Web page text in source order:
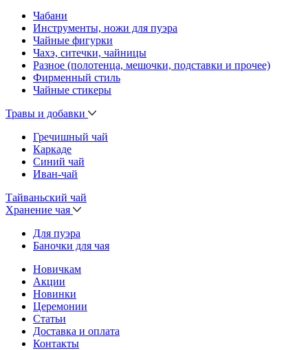
Чабани
Инструменты, ножи для пуэра
Чайные фигурки
Чахэ, ситечки, чайницы
Разное (полотенца, мешочки, подставки и прочее)
Фирменный стиль
Чайные стикеры
Травы и добавки
Гречишный чай
Каркаде
Синий чай
Иван-чай
Тайваньский чай
Хранение чая
Для пуэра
Баночки для чая
Новичкам
Акции
Новинки
Церемонии
Статьи
Доставка и оплата
Контакты